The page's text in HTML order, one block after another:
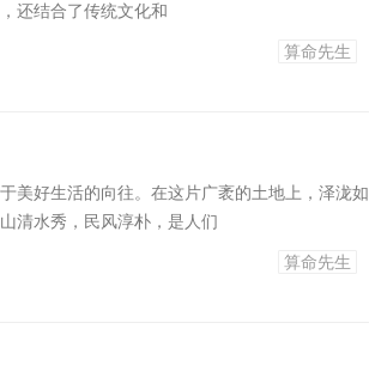
还结合了传统文化和
算命先生
美好生活的向往。在这片广袤的土地上，泽泷如
清水秀，民风淳朴，是人们
算命先生